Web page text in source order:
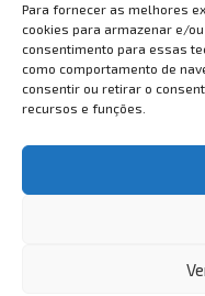
Para fornecer as melhores
cookies para armazenar e/
consentimento para essas
como comportamento de
consentir ou retirar o
recursos e funções.